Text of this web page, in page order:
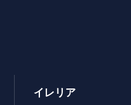
イレリア